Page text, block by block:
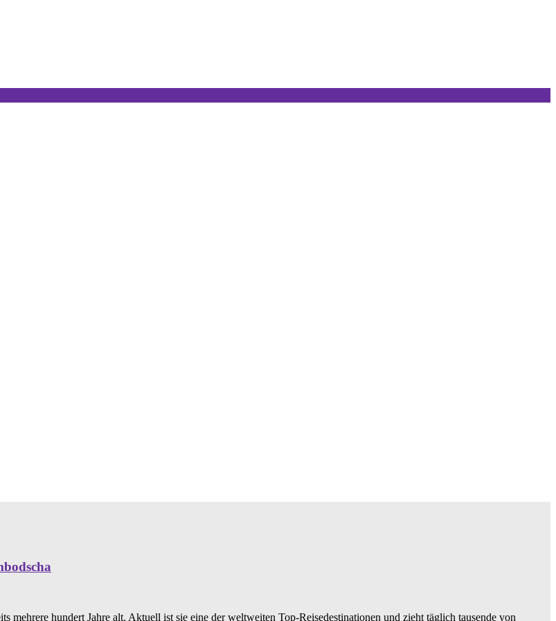
hundert Jahre alt. Aktuell ist sie eine der weltweiten Top-Reisedestinationen und zieht täglich tausende von